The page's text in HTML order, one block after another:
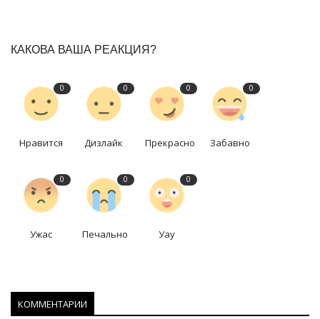
КАКОВА ВАША РЕАКЦИЯ?
0
Нравится
0
Дизлайк
0
Прекрасно
0
Забавно
0
Ужас
0
Печально
0
Уау
КОММЕНТАРИИ